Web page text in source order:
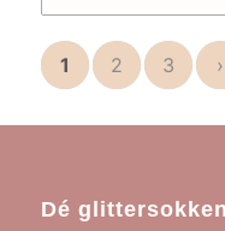
1 2 3 ›
Dé glittersokken